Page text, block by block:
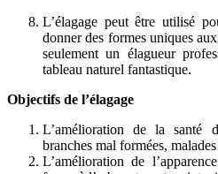
L’élagage peut être utilisé
donner des formes uniques
seulement un élagueur
tableau naturel fantastique.
Objectifs de l’élagage
L’amélioration de la santé
branches mal formées,
L’amélioration de